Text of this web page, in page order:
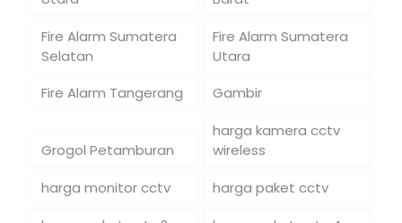
Fire Alarm Sumatera
Selatan
Fire Alarm Sumatera
Utara
Fire Alarm Tangerang
Gambir
Grogol Petamburan
harga kamera cctv
wireless
harga monitor cctv
harga paket cctv